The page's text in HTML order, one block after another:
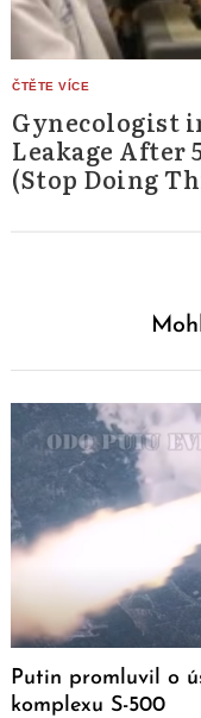
Gynecologist
Leakage After
(Stop Doing
Putin promluvil o
komplexu S-500